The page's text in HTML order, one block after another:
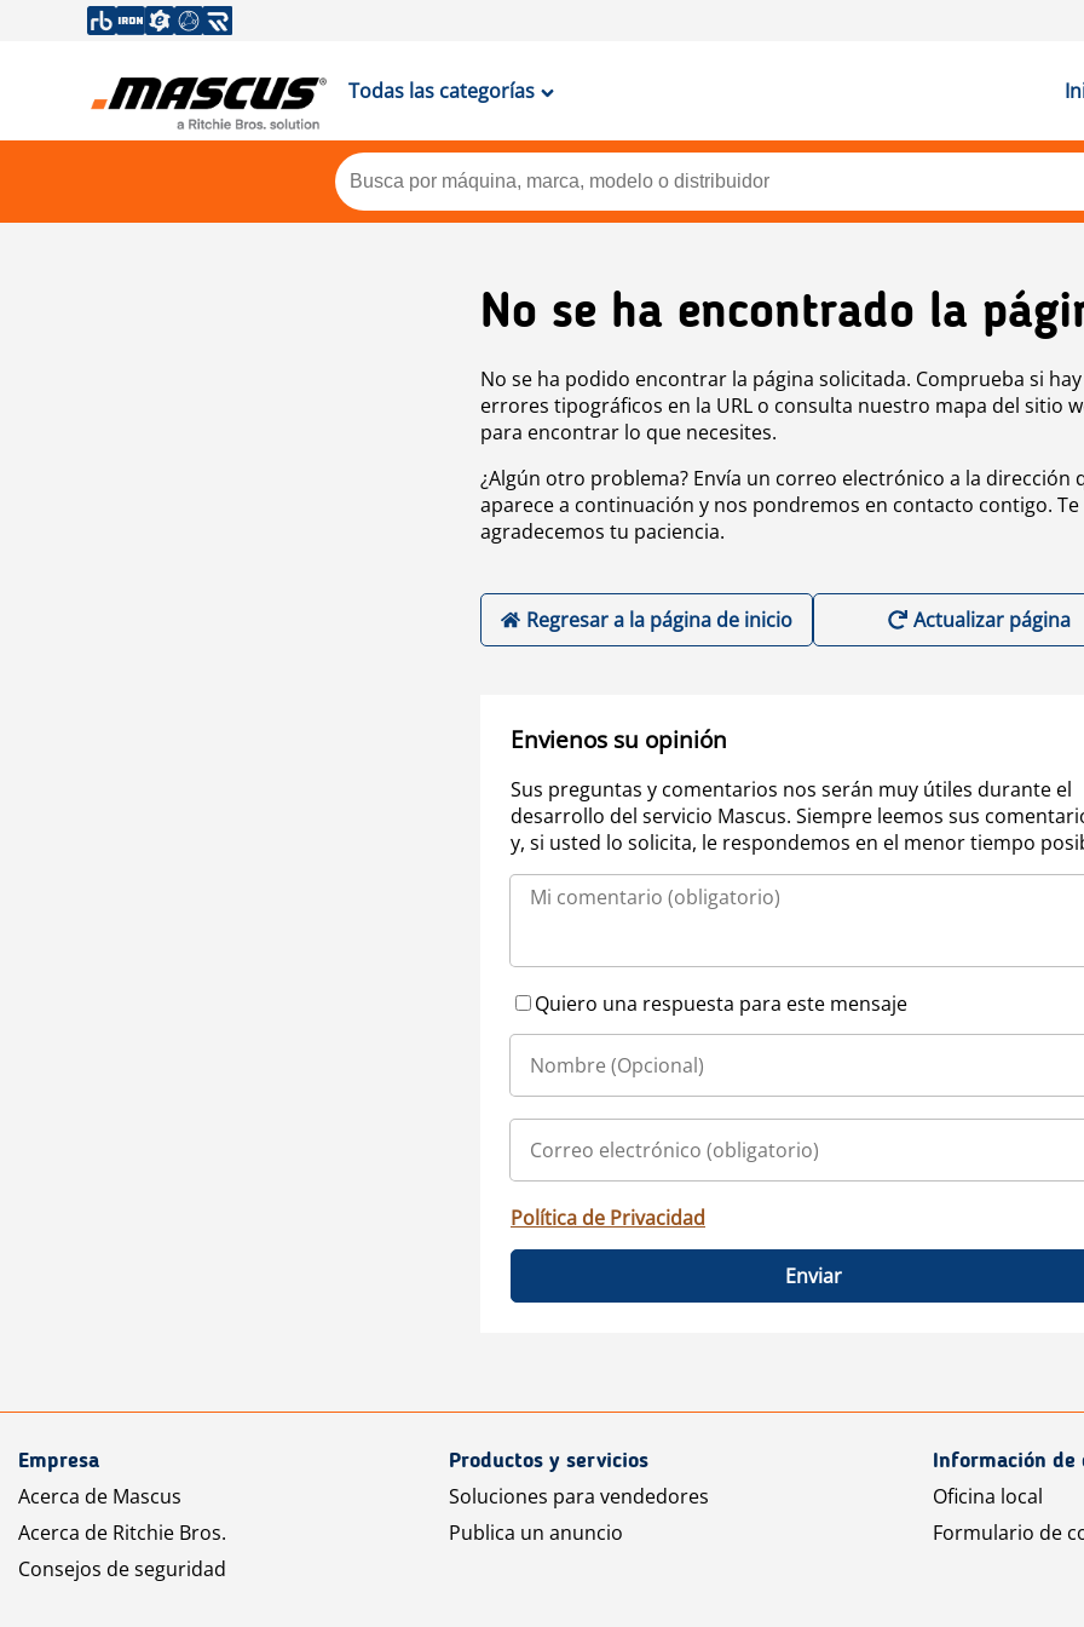
Todas las categorías
No se ha encontrado la
No se ha podido encontrar la página solicitada. Comprueba si hay
errores tipográficos en la URL o consulta nuestro mapa del sitio
para encontrar lo que necesites.
¿Algún otro problema? Envía un correo electrónico a la dirección
aparece a continuación y nos pondremos en contacto contigo. Te
agradecemos tu paciencia.
Regresar a la página de inicio Actualizar página
Envienos su opinión
Sus preguntas y comentarios nos serán muy útiles durante el
desarrollo del servicio Mascus. Siempre leemos sus
y, si usted lo solicita, le respondemos en el menor tiempo
Quiero una respuesta para este mensaje
Política de Privacidad
Enviar
Empresa
Acerca de Mascus
Acerca de Ritchie Bros.
Consejos de seguridad
Productos y servicios
Soluciones para vendedores
Publica un anuncio
Información de
Oficina local
Formulario de